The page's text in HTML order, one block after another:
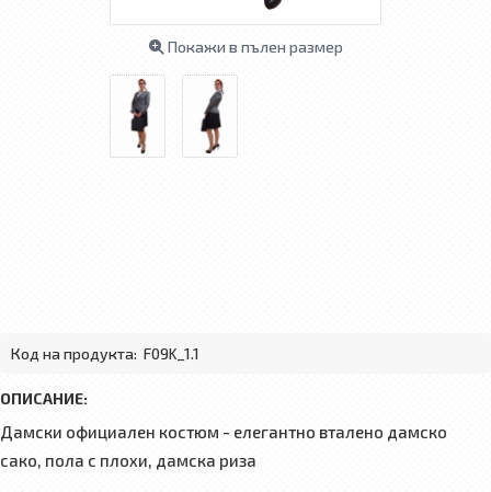
Покажи в пълен размер
Код на продукта: F09K_1.1
ОПИСАНИЕ:
Дамски официален костюм - елегантно вталено дамско
сако, пола с плохи, дамска риза